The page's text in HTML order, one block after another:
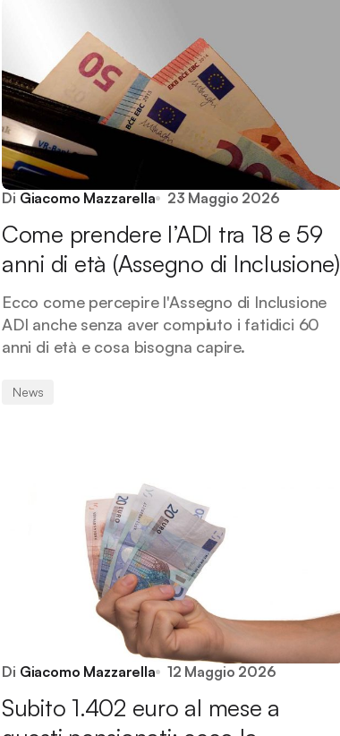
Di Giacomo Mazzarella 23 Maggio 2026
Come prendere l’ADI tra 18 e 59
anni di età (Assegno di Inclusione)
Ecco come percepire l'Assegno di Inclusione
ADI anche senza aver compiuto i fatidici 60
anni di età e cosa bisogna capire.
News
Di Giacomo Mazzarella 12 Maggio 2026
Subito 1.402 euro al mese a